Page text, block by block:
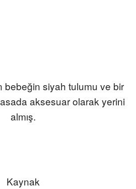
bebeğin siyah tulumu ve bir
aksesuar olarak yerini
almış.
Kaynak